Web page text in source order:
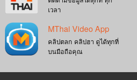
เวลา
MThai Video App
คลิปตลก คลิปฮา ดูได้ทุกที่
บนมือถือคุณ